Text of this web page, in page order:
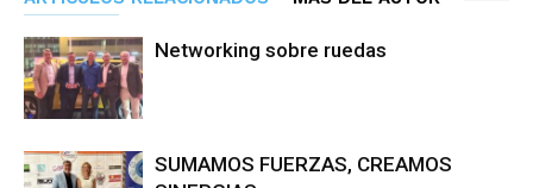
Networking sobre ruedas
SUMAMOS FUERZAS, CREAMOS